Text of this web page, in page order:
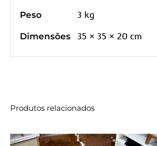
Peso 3 kg
Dimensões 35 × 35 × 20 cm
Produtos relacionados